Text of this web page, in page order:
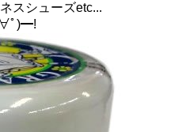
スシューズetc...
∀ﾟ)━!